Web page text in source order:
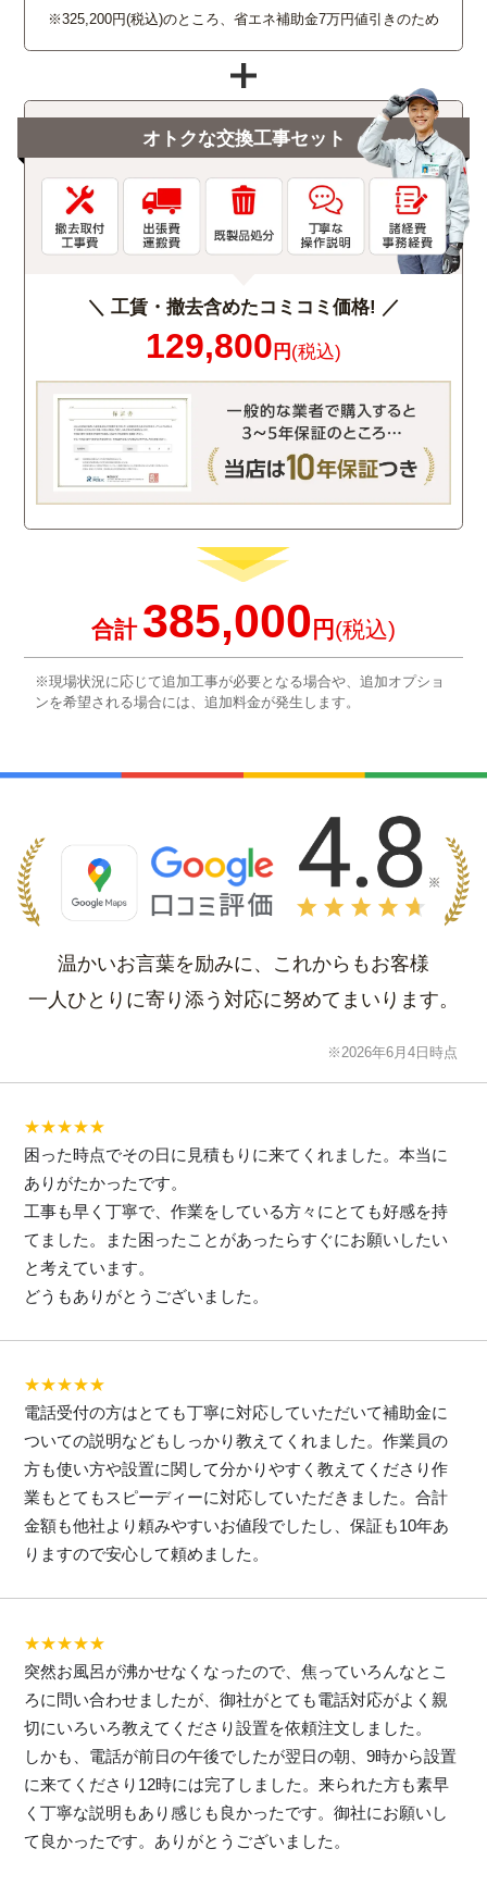
※325,200円(税込)のところ、省エネ補助金7万円値引きのため
オトクな交換工事セット
＼ 工賃・撤去含めたコミコミ価格! ／
129,800円(税込)
合計 385,000 円 (税込)
※現場状況に応じて追加工事が必要となる場合や、追加オプショ
ンを希望される場合には、追加料金が発生します。
温かいお言葉を励みに、これからもお客様
一人ひとりに寄り添う対応に努めてまいります。
※2026年6月4日時点
★★★★★
困った時点でその日に見積もりに来てくれました。本当に
ありがたかったです。
工事も早く丁寧で、作業をしている方々にとても好感を持
てました。また困ったことがあったらすぐにお願いしたい
と考えています。
どうもありがとうございました。
★★★★★
電話受付の方はとても丁寧に対応していただいて補助金に
ついての説明などもしっかり教えてくれました。作業員の
方も使い方や設置に関して分かりやすく教えてくださり作
業もとてもスピーディーに対応していただきました。合計
金額も他社より頼みやすいお値段でしたし、保証も10年あ
りますので安心して頼めました。
★★★★★
突然お風呂が沸かせなくなったので、焦っていろんなとこ
ろに問い合わせましたが、御社がとても電話対応がよく親
切にいろいろ教えてくださり設置を依頼注文しました。
しかも、電話が前日の午後でしたが翌日の朝、9時から設置
に来てくださり12時には完了しました。来られた方も素早
く丁寧な説明もあり感じも良かったです。御社にお願いし
て良かったです。ありがとうございました。